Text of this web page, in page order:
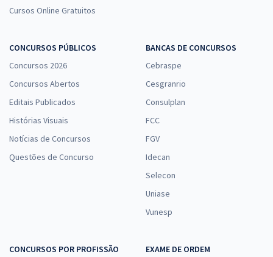
Cursos Online Gratuitos
CONCURSOS PÚBLICOS
Concursos 2026
Concursos Abertos
Editais Publicados
Histórias Visuais
Notícias de Concursos
Questões de Concurso
BANCAS DE CONCURSOS
Cebraspe
Cesgranrio
Consulplan
FCC
FGV
Idecan
Selecon
Uniase
Vunesp
CONCURSOS POR PROFISSÃO
EXAME DE ORDEM